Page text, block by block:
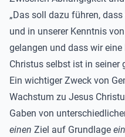
„Das soll dazu führen,
und in unserer Kenntnis
gelangen und dass wir
Christus selbst ist in seiner
Ein wichtiger Zweck von
Wachstum zu Jesus
Gaben von
einen Ziel auf Grundlage